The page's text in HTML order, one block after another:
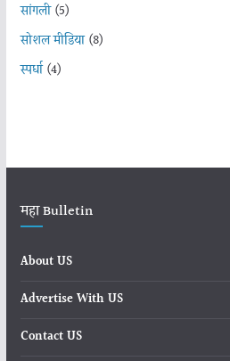
सांगली(5)
सोशल मीडिया(8)
स्पर्धा(4)
महा Bulletin
About US
Advertise With US
Contact US